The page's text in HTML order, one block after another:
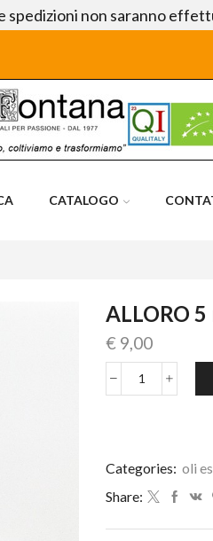
spedizioni non saranno
CATALOGO
ALLORO 5
€ 9,00
ALLORO
Categories: oli
Share: